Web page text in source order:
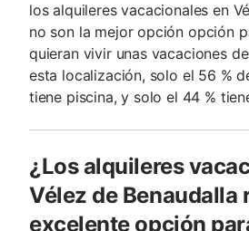
los alquileres vacacionales en
no son la mejor opción opción
quieran vivir unas vacaciones
esta localización, solo el 56 %
tiene piscina, y solo el 44 %
¿Los alquileres
Vélez de Benaudalla
excelente opción